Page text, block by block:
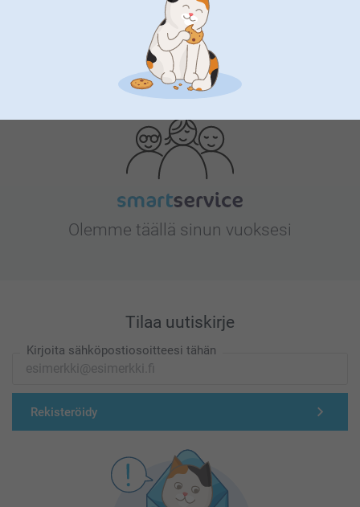
Etsitkö inspiraatiota?
Olemme täällä sinun vuoksesi
Tilaa uutiskirje
Kirjoita sähköpostiosoitteesi tähän
Rekisteröidy